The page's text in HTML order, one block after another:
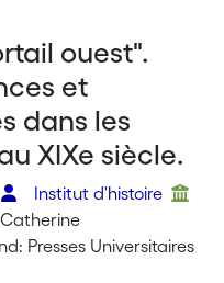
ouest".
et
dans les
XIXe siècle.
Institut d'histoire
Presses Universitaires